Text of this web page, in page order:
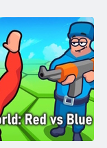
Forgóblokk